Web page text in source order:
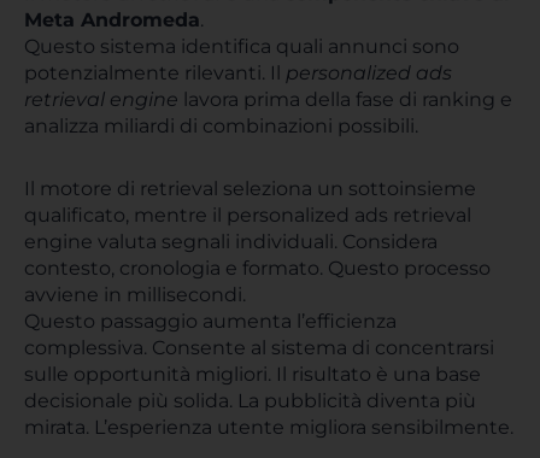
Meta Andromeda.
Questo sistema identifica quali annunci sono
potenzialmente rilevanti. Il personalized ads
retrieval engine lavora prima della fase di ranking e
analizza miliardi di combinazioni possibili.
Il motore di retrieval seleziona un sottoinsieme
qualificato, mentre il personalized ads retrieval
engine valuta segnali individuali. Considera
contesto, cronologia e formato. Questo processo
avviene in millisecondi.
Questo passaggio aumenta l’efficienza
complessiva. Consente al sistema di concentrarsi
sulle opportunità migliori. Il risultato è una base
decisionale più solida. La pubblicità diventa più
mirata. L’esperienza utente migliora sensibilmente.